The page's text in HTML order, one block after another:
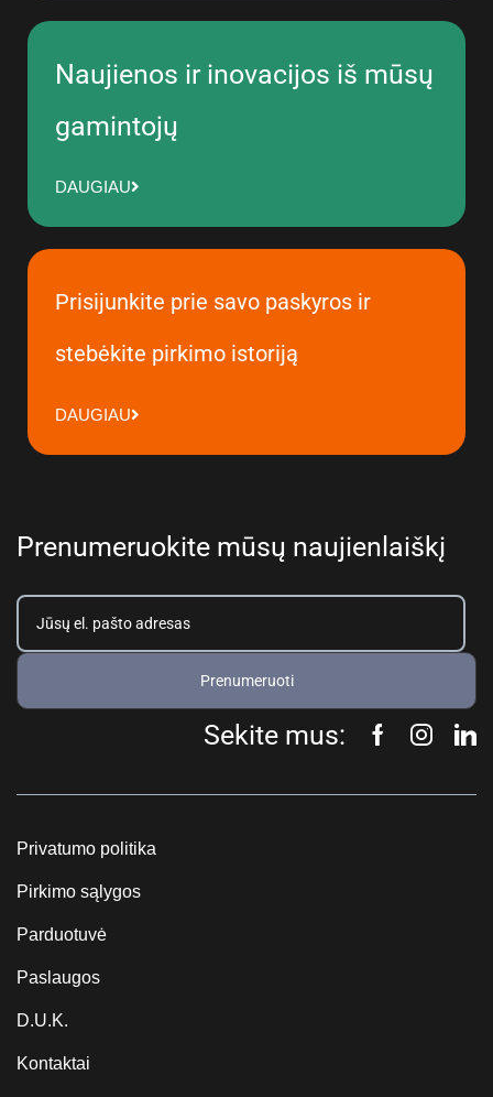
Naujienos ir inovacijos iš mūsų
gamintojų
DAUGIAU
Prisijunkite prie savo paskyros ir
stebėkite pirkimo istoriją
DAUGIAU
Prenumeruokite mūsų naujienlaiškį
Prenumeruoti
Sekite mus:
Privatumo politika
Pirkimo sąlygos
Parduotuvė
Paslaugos
D.U.K.
Kontaktai